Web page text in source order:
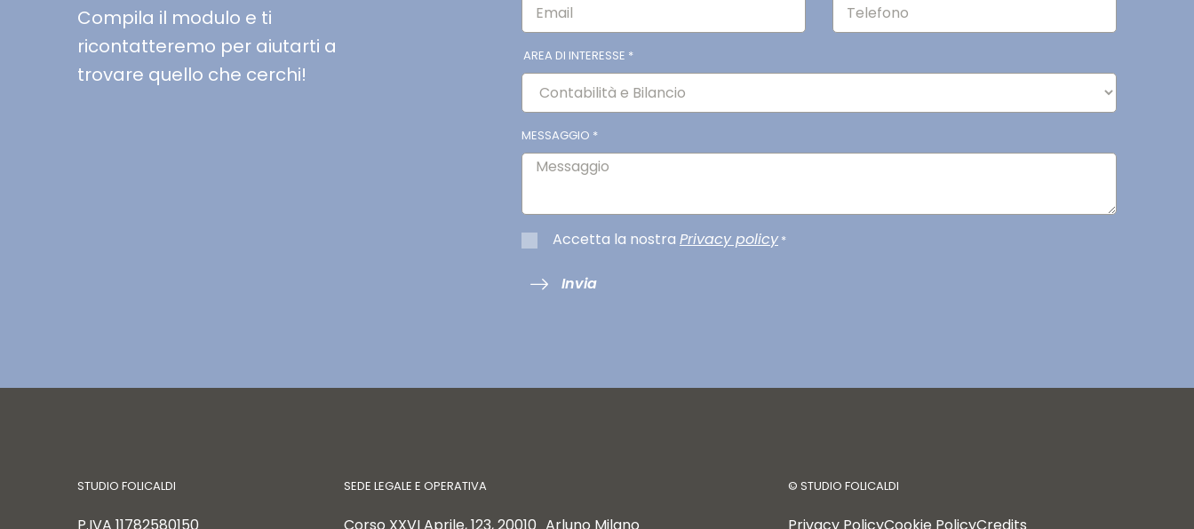
Compila il modulo e ti
ricontatteremo per aiutarti a
trovare quello che cerchi!
AREA DI INTERESSE *
MESSAGGIO *
Accetta la nostra Privacy policy*
Invia
STUDIO FOLICALDI SEDE LEGALE E OPERATIVA © STUDIO FOLICALDI